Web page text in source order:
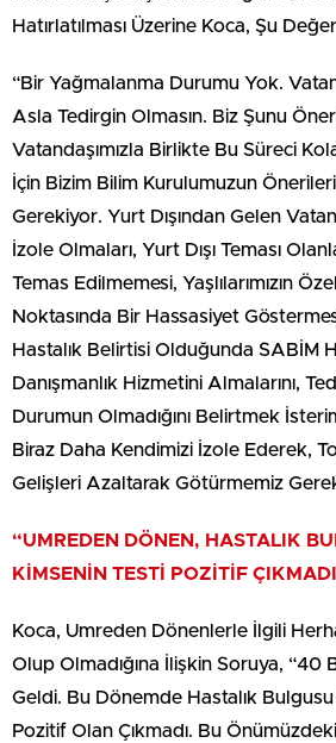
Hatırlatılması Üzerine Koca, Şu
“Bir Yağmalanma Durumu Yok.
Asla Tedirgin Olmasın. Biz Şunu
Vatandaşımızla Birlikte Bu Süreci
İçin Bizim Bilim Kurulumuzun
Gerekiyor. Yurt Dışından Gelen
İzole Olmaları, Yurt Dışı Teması
Temas Edilmemesi, Yaşlılarımızın
Noktasında Bir Hassasiyet
Hastalık Belirtisi Olduğunda SABİM
Danışmanlık Hizmetini Almalarını,
Durumun Olmadığını Belirtmek
Biraz Daha Kendimizi İzole Ederek,
Gelişleri Azaltarak Götürmemiz
“UMREDEN DÖNEN, HASTALIK
KİMSENİN TESTİ POZİTİF
Koca, Umreden Dönenlerle İlgili
Olup Olmadığına İlişkin Soruya, “40
Geldi. Bu Dönemde Hastalık
Pozitif Olan Çıkmadı. Bu